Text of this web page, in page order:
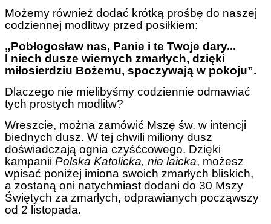
Możemy również dodać krótką prośbę do naszej
codziennej modlitwy przed posiłkiem:
„Pobłogosław nas, Panie i te Twoje dary...
I niech dusze wiernych zmarłych, dzięki
miłosierdziu Bożemu, spoczywają w pokoju”.
Dlaczego nie mielibyśmy codziennie odmawiać
tych prostych modlitw?
Wreszcie, można zamówić Mszę św. w intencji
biednych dusz. W tej chwili miliony dusz
doświadczają ognia czyśćcowego. Dzięki
kampanii Polska Katolicka, nie laicka, możesz
wpisać poniżej imiona swoich zmarłych bliskich,
a zostaną oni natychmiast dodani do 30 Mszy
Świętych za zmarłych, odprawianych począwszy
od 2 listopada.